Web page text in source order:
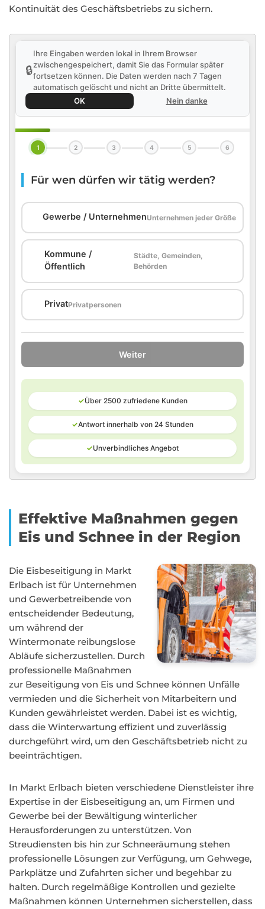
Kontinuität des Geschäftsbetriebs zu sichern.
🔒
Ihre Eingaben werden lokal in Ihrem Browser
zwischengespeichert, damit Sie das Formular später
fortsetzen können. Die Daten werden nach 7 Tagen
automatisch gelöscht und nicht an Dritte übermittelt.
OK
Nein danke
1 2 3 4 5 6
Für wen dürfen wir tätig werden?
Gewerbe / UnternehmenUnternehmen jeder Größe
Kommune /
Öffentlich
Städte, Gemeinden,
Behörden
PrivatPrivatpersonen
Weiter
✓Über 2500 zufriedene Kunden
✓Antwort innerhalb von 24 Stunden
✓Unverbindliches Angebot
Effektive Maßnahmen gegen
Eis und Schnee in der Region
Die Eisbeseitigung in Markt
Erlbach ist für Unternehmen
und Gewerbetreibende von
entscheidender Bedeutung,
um während der
Wintermonate reibungslose
Abläufe sicherzustellen. Durch
professionelle Maßnahmen
zur Beseitigung von Eis und Schnee können Unfälle
vermieden und die Sicherheit von Mitarbeitern und
Kunden gewährleistet werden. Dabei ist es wichtig,
dass die Winterwartung effizient und zuverlässig
durchgeführt wird, um den Geschäftsbetrieb nicht zu
beeinträchtigen.
In Markt Erlbach bieten verschiedene Dienstleister ihre
Expertise in der Eisbeseitigung an, um Firmen und
Gewerbe bei der Bewältigung winterlicher
Herausforderungen zu unterstützen. Von
Streudiensten bis hin zur Schneeräumung stehen
professionelle Lösungen zur Verfügung, um Gehwege,
Parkplätze und Zufahrten sicher und begehbar zu
halten. Durch regelmäßige Kontrollen und gezielte
Maßnahmen können Unternehmen sicherstellen, dass